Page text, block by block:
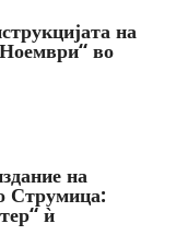
на
во
на
Струмица:
ѝ